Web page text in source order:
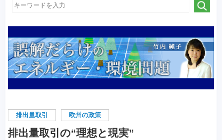
排出量取引 欧州の政策
排出量取引の“理想と現実”